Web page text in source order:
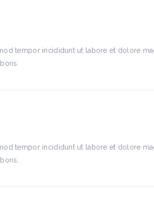
tempor incididunt ut labore et dolore
tempor incididunt ut labore et dolore